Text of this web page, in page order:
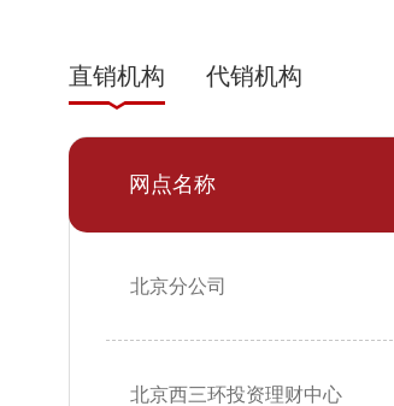
直销机构 代销机构
网点名称
北京分公司
北京西三环投资理财中心